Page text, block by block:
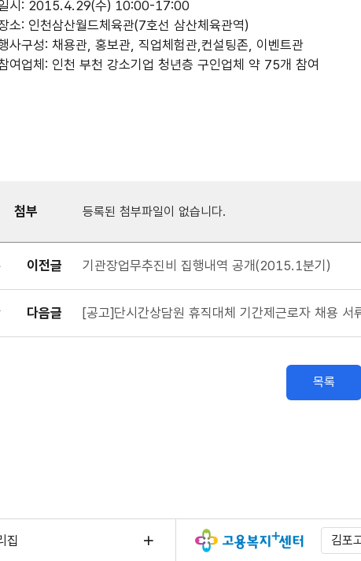
시: 2015.4.29(수) 10:00-17:00
소: 인천삼산월드체육관(7호선 삼산체육관역)
사구성: 채용관, 홍보관, 직업체험관,컨설팅존, 이벤트관
여업체: 인천 부천 강소기업 청년층 구인업체 약 75개 참여
첨부 등록된 첨부파일이 없습니다.
이전글 기관장업무추진비 집행내역 공개(2015.1분기)
다음글 [공고]단시간상담원 휴직대체 기간제근로자 채용 서
목록
집 김포